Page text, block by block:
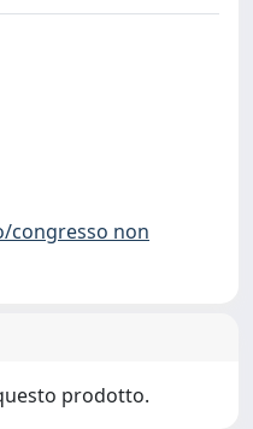
congresso non
prodotto.